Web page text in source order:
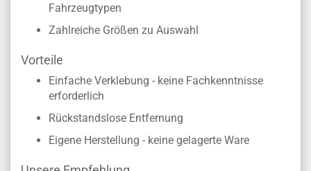
Fahrzeugtypen
Zahlreiche Größen zu Auswahl
Vorteile
Einfache Verklebung - keine Fachkenntnisse
erforderlich
Rückstandslose Entfernung
Eigene Herstellung - keine gelagerte Ware